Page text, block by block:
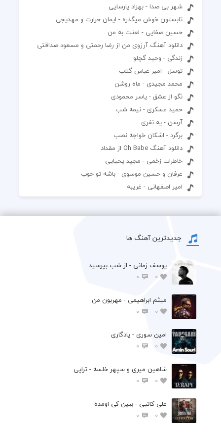
شهر بی صدا - بهزاد پارسایی
تابستون خوش میگذره - ایمان حرارت و مهدیجی
حسین صفایی - لعنت به من
دانلود آهنگ آرزوی من از رضا رحمتی و مسعود صداقتی
زندگی - وحید گچلو
توسل - امیر عباس گلاب
محمد مجیدی - ماه روشن
نگو از عشق - یاسر محمودی
حمید عسکری - نیمه شب
آرسن - یه نفری
برگرد - اشکان خواجه نصب
دانلود آهنگ Oh Babe از مقداد
خاطرات زخمی - مجید یحیایی
عرفان و حسین موسوی - باشه تو خوب
امیر اصفهانی - غریبه
جدیدترین آهنگ ها
یوسف زمانی - از شب بپرسید
0
0
میثم ابراهیمی - مهربون من
0
0
امین سوری - یادگاری
0
0
شاهین میری و سپهر خلسه - تراپی
0
0
علی کاتبی - ببین کی اومده
0
0